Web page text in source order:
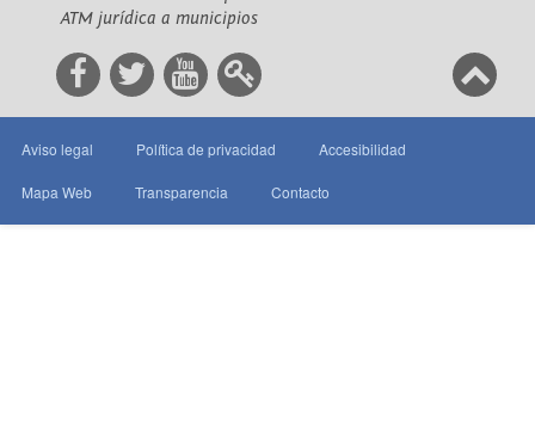
ATM jurídica a municipios
Aviso legal Política de privacidad Accesibilidad
Mapa Web Transparencia Contacto